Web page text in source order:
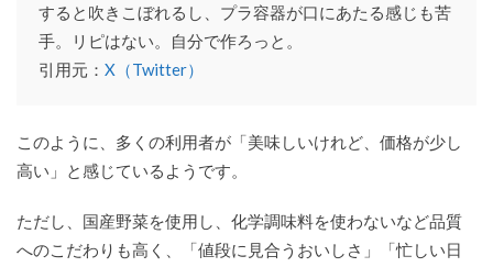
すると吹きこぼれるし、プラ容器が口にあたる感じも苦
手。リピはない。自分で作ろっと。
引用元： X（Twitter）
このように、多くの利用者が「美味しいけれど、価格が少し
高い」と感じているようです。
ただし、国産野菜を使用し、化学調味料を使わないなど品質
へのこだわりも高く、「値段に見合うおいしさ」「忙しい日